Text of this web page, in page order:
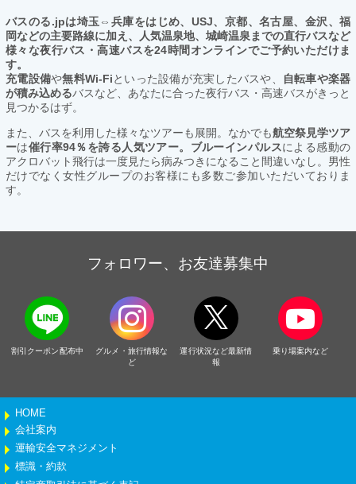
バスのる.jpは埼玉⇔兵庫をはじめ、USJ、京都、名古屋、金沢、福
岡などの主要路線に加え、人気温泉地、城崎温泉までの直行バスなど
様々な夜行バス・高速バスを24時間オンラインでご予約いただけま
す。
充電設備や無料Wi-Fiといった設備が充実したバスや、
自転車や楽器
が積み込めるバスなど、あなたに合った夜行バス・高速バスがきっと
見つかるはず。
また、バスを利用した様々なツアーも展開。なかでも航空祭見学ツア
ーは催行率94％を誇る人気ツアー。ブルーインパルスによる感動の
アクロバット飛行は一度見たら病みつきになること間違いなし。男性
だけでなく女性グループのお客様にも多数ご参加いただいておりま
す。
フォロワー、お友達募集中
割引クーポン配布中
グルメ・旅行情報な
ど
運行状況など最新情
報
乗り場案内など
HOME
会社案内
運輸安全マネジメント
標識・約款